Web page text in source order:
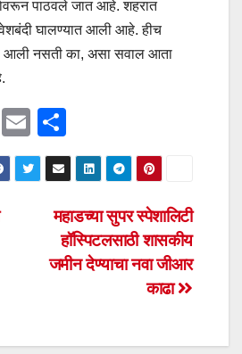
पाठवले जात आहे. शहरात
घालण्यात आली आहे. हीच
आली नसती का, असा सवाल आता
T
E
m
ail
h
ar
e
महाडच्या सुपर स्पेशालिटी
हॉस्पिटलसाठी शासकीय
जमीन देण्याचा नवा जीआर
काढा